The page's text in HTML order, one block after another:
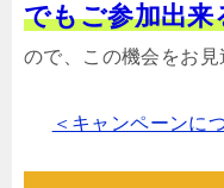
でもご参加出
ので、この機会をお見
＜キャンペーンに